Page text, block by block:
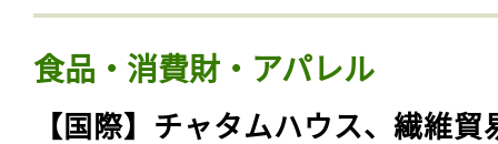
食品・消費財・アパレル
【国際】チャタムハウス、繊維貿